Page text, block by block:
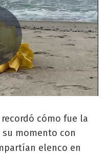
cómo fue la
momento con
elenco en